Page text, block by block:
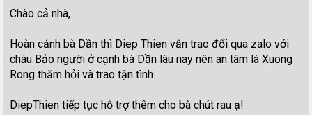
Chào cả nhà,
Hoàn cảnh bà Dần thì Diep Thien vẫn trao đổi qua zalo với
cháu Bảo người ở cạnh bà Dần lâu nay nên an tâm là Xuong
Rong thăm hỏi và trao tận tình.
DiepThien tiếp tục hỗ trợ thêm cho bà chút rau ạ!